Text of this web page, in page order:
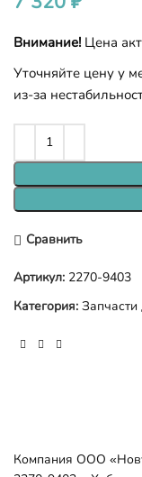
Внимание! Цена
Уточняйте цену у
из-за
Сравнить
Артикул: 2270-9403
Категория:
Компания ООО